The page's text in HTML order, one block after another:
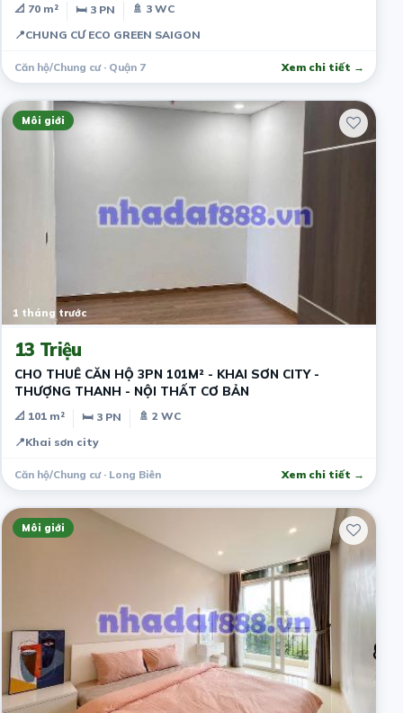
📐 70 m² 🛏 3 PN
🚿 3 WC
📍CHUNG CƯ ECO GREEN SAIGON
Căn hộ/Chung cư · Quận 7 Xem chi tiết →
Môi giới
1 tháng trước
13 Triệu
CHO THUÊ CĂN HỘ 3PN 101M² - KHAI SƠN CITY -
THƯỢNG THANH - NỘI THẤT CƠ BẢN
📐 101 m² 🛏 3 PN
🚿 2 WC
📍Khai sơn city
Căn hộ/Chung cư · Long Biên Xem chi tiết →
Môi giới